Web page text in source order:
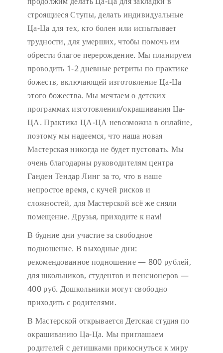
строящиеся Ступы, делать индивидуальные
Ца-Ца для тех, кто болен или испытывает
трудности, для умерших, чтобы помочь им
обрести благое перерождение. Мы планируем
проводить 1-2 дневные ретриты по практике
божеств, включающей изготовление Ца-Ца
этого божества. Мы мечтаем о детских
программах изготовления/окрашивания Ца-
ЦА. Практика ЦА-ЦА невозможна в онлайне,
поэтому мы надеемся, что наша новая
Мастерская никогда не будет пустовать. Мы
очень благодарны руководителям центра
Ганден Тендар Линг за то, что в наше
непростое время, с кучей рисков и
сложностей, для Мастерской всё же сняли
помещение. Друзья, приходите к нам!
В будние дни участие за свободное
подношение. В выходные дни:
рекомендованное подношение — 800 рублей,
для школьников, студентов и пенсионеров —
400 руб. Дошкольники могут свободно
приходить с родителями.
В Мастерской открывается Детская студия по
окрашиванию Ца-Ца. Мы приглашаем
родителей с детишками прикоснуться к миру